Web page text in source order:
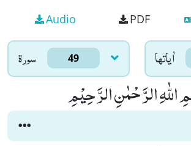
Audio PDF
سورۃ 49 اٰياتها
اللّٰهِ الرَّحْمٰنِ الرَّحِیْمِ